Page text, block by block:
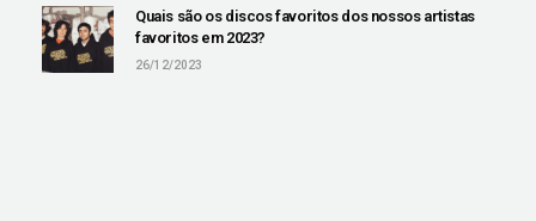
Quais são os discos favoritos dos nossos artistas
favoritos em 2023?
26/12/2023